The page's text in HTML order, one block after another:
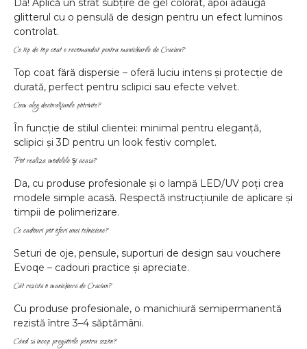
Da! Aplică un strat subțire de gel colorat, apoi adaugă
glitterul cu o pensulă de design pentru un efect luminos
controlat.
Ce tip de top coat e recomandat pentru manichiurile de Crăciun?
Top coat fără dispersie – oferă luciu intens și protecție de
durată, perfect pentru sclipici sau efecte velvet.
Cum aleg decorațiunile potrivite?
În funcție de stilul clientei: minimal pentru eleganță,
sclipici și 3D pentru un look festiv complet.
Pot realiza modelele și acasă?
Da, cu produse profesionale și o lampă LED/UV poți crea
modele simple acasă. Respectă instrucțiunile de aplicare și
timpii de polimerizare.
Ce cadouri pot oferi unei tehniciene?
Seturi de oje, pensule, suporturi de design sau vouchere
Evoqe – cadouri practice și apreciate.
Cât rezistă o manichiură de Crăciun?
Cu produse profesionale, o manichiură semipermanentă
rezistă între 3–4 săptămâni.
Când să încep pregătirile pentru sezon?